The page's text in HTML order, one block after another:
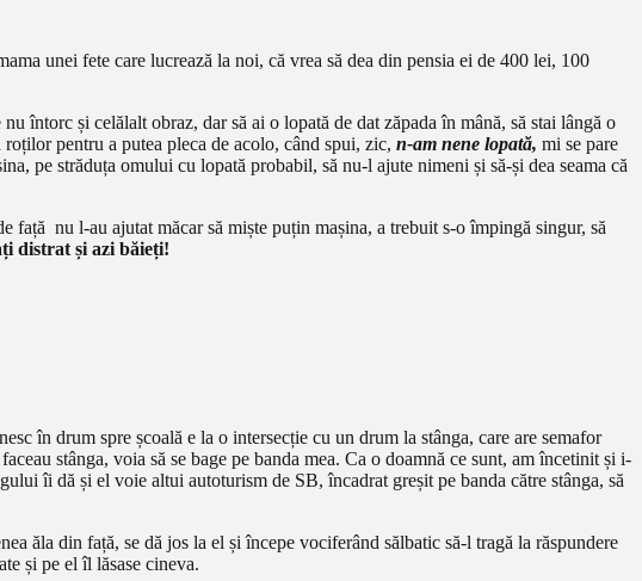
unei fete care lucrează la noi, că vrea să dea din pensia ei de 400 lei, 100
întorc și celălalt obraz, dar să ai o lopată de dat zăpada în mână, să stai lângă o
roților pentru a putea pleca de acolo, când spui, zic, n-am nene lopată, mi se pare
pe străduța omului cu lopată probabil, să nu-l ajute nimeni și să-și dea seama că
nu l-au ajutat măcar să miște puțin mașina, a trebuit s-o împingă singur, să
distrat și azi băieți!
în drum spre școală e la o intersecție cu un drum la stânga, care are semafor
stânga, voia să se bage pe banda mea. Ca o doamnă ce sunt, am încetinit și i-
îi dă și el voie altui autoturism de SB, încadrat greșit pe banda către stânga, să
ăla din față, se dă jos la el și începe vociferând sălbatic să-l tragă la răspundere
și pe el îl lăsase cineva.